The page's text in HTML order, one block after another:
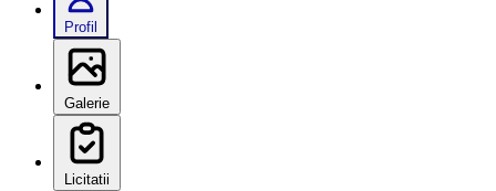
Profil
Galerie
Licitatii